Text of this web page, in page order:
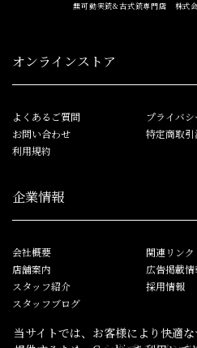
無可動実銃&古式銃専門店 株式
オンラインストア
よくあるご質問
お問い合わせ
利用規約
プライバ
特定商取
企業情報
会社概要
店舗案内
スタッフ紹介
スタッフブログ
関連リンク
広告掲載情
採用情報
当サイトでは、お客様により快適